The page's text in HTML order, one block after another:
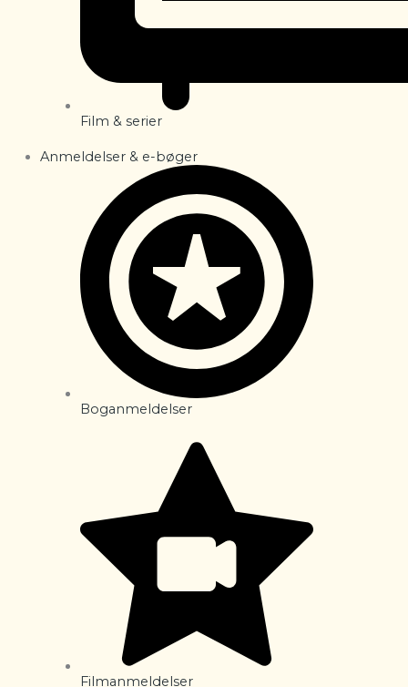
Film & serier
Anmeldelser & e-bøger
Boganmeldelser
Filmanmeldelser